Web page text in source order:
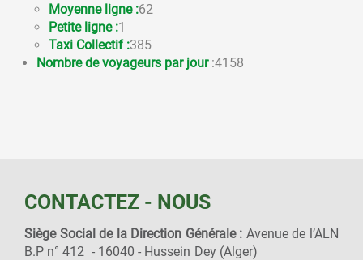
Moyenne ligne :62
Petite ligne :1
Taxi Collectif :385
Nombre de voyageurs par jour :4158
CONTACTEZ - NOUS
Siège Social de la Direction Générale : Avenue de l’ALN
B.P n° 412 - 16040 - Hussein Dey (Alger)